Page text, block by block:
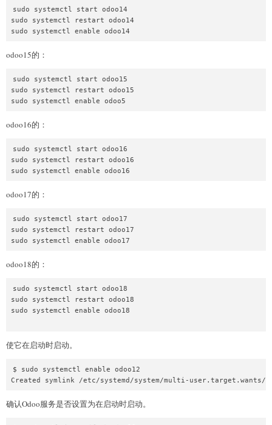
sudo systemctl start odoo14
sudo systemctl restart odoo14
odoo15的：
sudo systemctl start odoo15
sudo systemctl restart odoo15
odoo16的：
sudo systemctl start odoo16
sudo systemctl restart odoo16
odoo17的：
sudo systemctl start odoo17
sudo systemctl restart odoo17
odoo18的：
sudo systemctl start odoo18
sudo systemctl restart odoo18
sudo systemctl enable odoo18
使它在启动时启动。
$ sudo systemctl enable odoo12
确认Odoo服务是否设置为在启动时启动。